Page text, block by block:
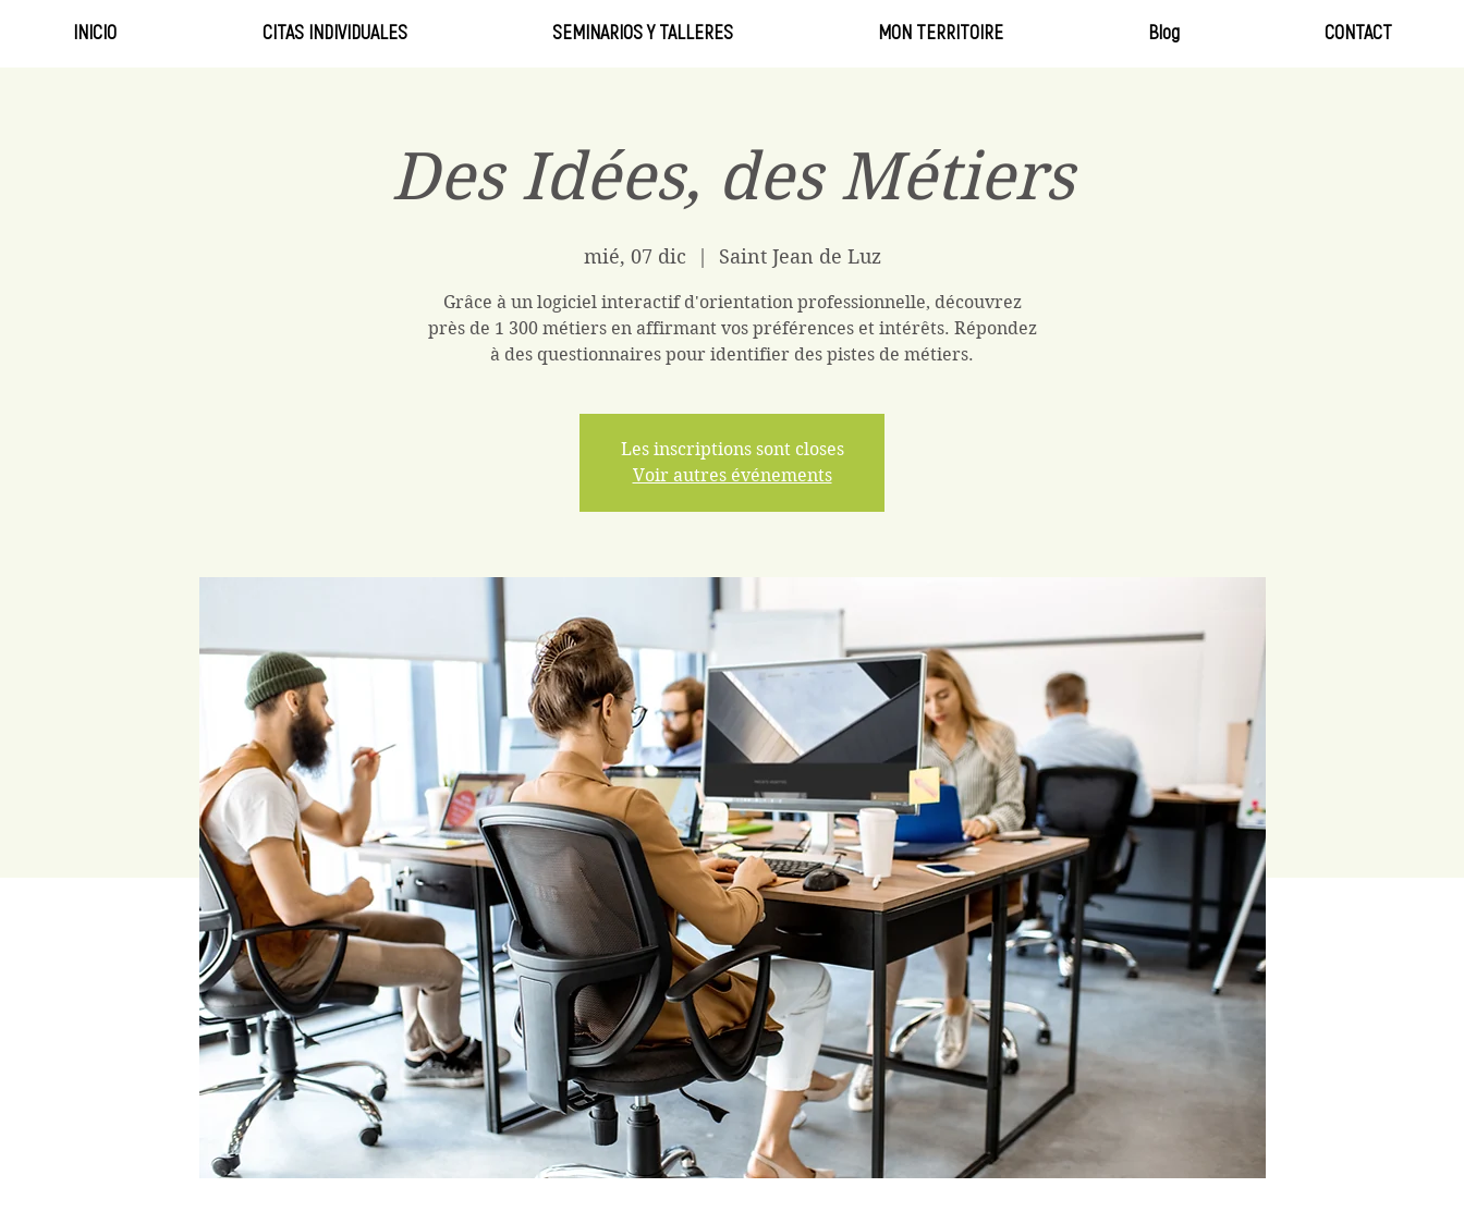
INICIO CITAS INDIVIDUALES SEMINARIOS Y TALLERES MON TERRITOIRE Blog CONTACT
Des Idées, des Métiers
mié, 07 dic Saint Jean de Luz
Grâce à un logiciel interactif d'orientation professionnelle, découvrez
près de 1 300 métiers en affirmant vos préférences et intérêts. Répondez
à des questionnaires pour identifier des pistes de métiers.
Les inscriptions sont closes
Voir autres événements